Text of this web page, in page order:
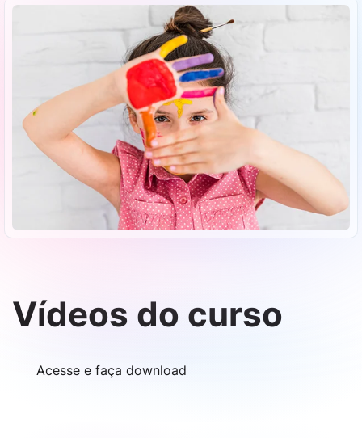
Vídeos do curso
Acesse e faça download